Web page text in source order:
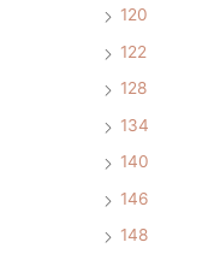
120
122
128
134
140
146
148